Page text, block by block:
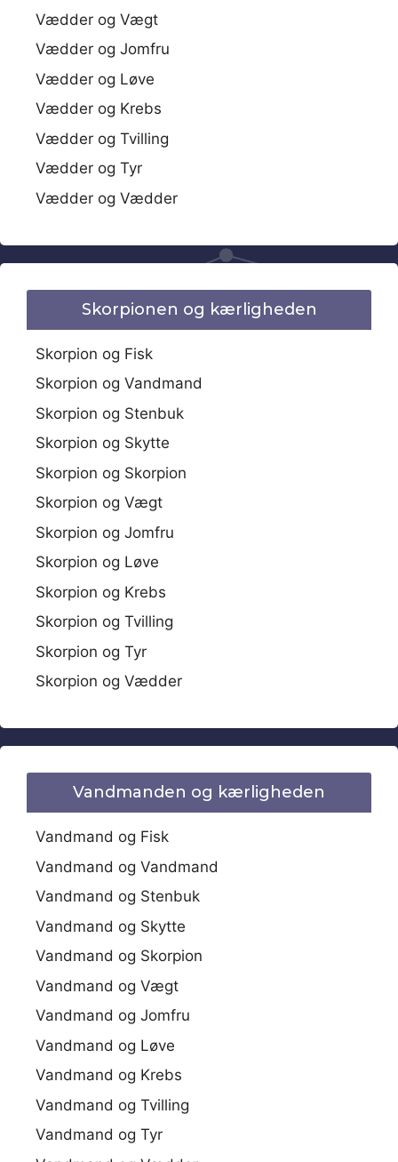
Vædder og Vægt
Vædder og Jomfru
Vædder og Løve
Vædder og Krebs
Vædder og Tvilling
Vædder og Tyr
Vædder og Vædder
Skorpionen og kærligheden
Skorpion og Fisk
Skorpion og Vandmand
Skorpion og Stenbuk
Skorpion og Skytte
Skorpion og Skorpion
Skorpion og Vægt
Skorpion og Jomfru
Skorpion og Løve
Skorpion og Krebs
Skorpion og Tvilling
Skorpion og Tyr
Skorpion og Vædder
Vandmanden og kærligheden
Vandmand og Fisk
Vandmand og Vandmand
Vandmand og Stenbuk
Vandmand og Skytte
Vandmand og Skorpion
Vandmand og Vægt
Vandmand og Jomfru
Vandmand og Løve
Vandmand og Krebs
Vandmand og Tvilling
Vandmand og Tyr